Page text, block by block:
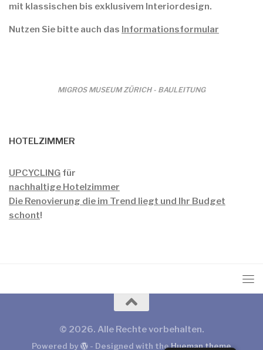
mit klassischen bis exklusivem Interiordesign.
Nutzen Sie bitte auch das Informationsformular
MIGROS MUSEUM ZÜRICH - BAULEITUNG
HOTELZIMMER
UPCYCLING für
nachhaltige Hotelzimmer
Die Renovierung die im Trend liegt und Ihr Budget
schont!
© 2026. Alle Rechte vorbehalten.
Powered by - Designed with theHueman theme